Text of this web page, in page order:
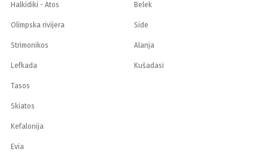
Halkidiki - Atos
Olimpska rivijera
Strimonikos
Lefkada
Tasos
Skiatos
Kefalonija
Evia
Belek
Side
Alanja
Kušadasi